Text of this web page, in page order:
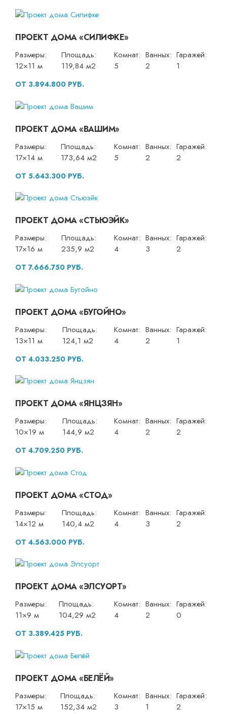
ПРОЕКТ ДОМА «СИЛИФКЕ»
Размеры:
12×11 м
Площадь:
119,84 м2
Комнат:
5
Ванных:
2
Гаражей:
1
ОТ 3.894.800 РУБ.
ПРОЕКТ ДОМА «ВАШИМ»
Размеры:
17×14 м
Площадь:
173,64 м2
Комнат:
5
Ванных:
2
Гаражей:
2
ОТ 5.643.300 РУБ.
ПРОЕКТ ДОМА «СТЬЮЭЙК»
Размеры:
17×16 м
Площадь:
235,9 м2
Комнат:
4
Ванных:
3
Гаражей:
2
ОТ 7.666.750 РУБ.
ПРОЕКТ ДОМА «БУГОЙНО»
Размеры:
13×11 м
Площадь:
124,1 м2
Комнат:
4
Ванных:
2
Гаражей:
1
ОТ 4.033.250 РУБ.
ПРОЕКТ ДОМА «ЯНЦЗЯН»
Размеры:
10×19 м
Площадь:
144,9 м2
Комнат:
4
Ванных:
2
Гаражей:
2
ОТ 4.709.250 РУБ.
ПРОЕКТ ДОМА «СТОД»
Размеры:
14×12 м
Площадь:
140,4 м2
Комнат:
4
Ванных:
3
Гаражей:
2
ОТ 4.563.000 РУБ.
ПРОЕКТ ДОМА «ЭЛСУОРТ»
Размеры:
11×9 м
Площадь:
104,29 м2
Комнат:
4
Ванных:
2
Гаражей:
0
ОТ 3.389.425 РУБ.
ПРОЕКТ ДОМА «БЕЛЁЙ»
Размеры:
17×15 м
Площадь:
152,34 м2
Комнат:
3
Ванных:
1
Гаражей:
2